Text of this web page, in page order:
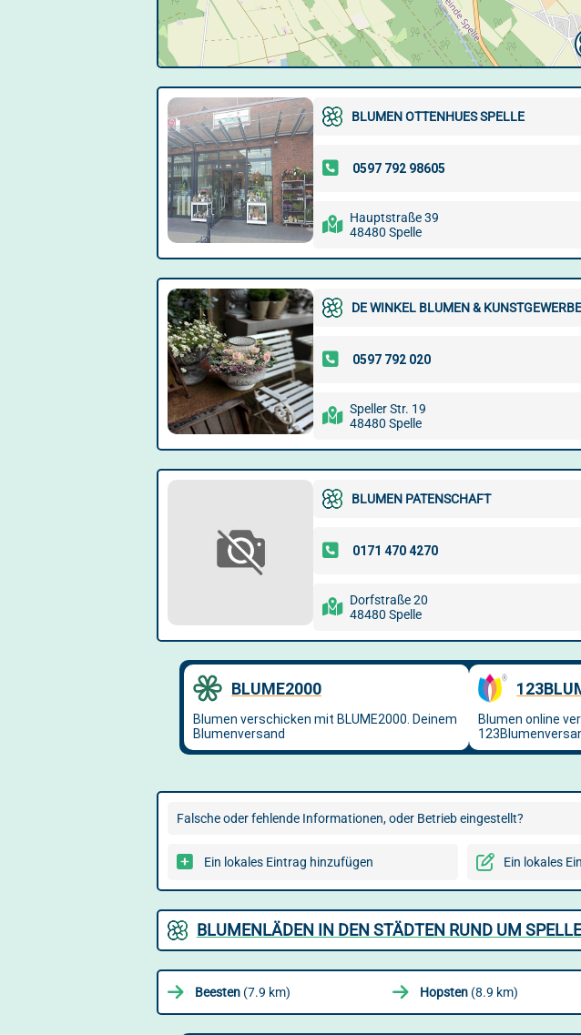
BLUMEN OTTENHUES SPELLE
Hauptstraße 39
48480 Spelle
DE WINKEL BLUMEN & KUNSTGEWERBE
Speller Str. 19
48480 Spelle
BLUMEN PATENSCHAFT
Dorfstraße 20
48480 Spelle
Falsche oder fehlende Informationen, oder Betrieb eingestellt?
Ein lokales Eintrag hinzufügen Ein lokales
BLUMENLÄDEN IN DEN STÄDTEN RUND UM SPELLE
Beesten (7.9 km) Hopsten(8.9 km)